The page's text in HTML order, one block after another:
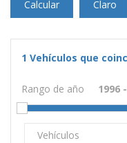
Calcular Claro
1 Vehículos que
Rango de año
Vehículos